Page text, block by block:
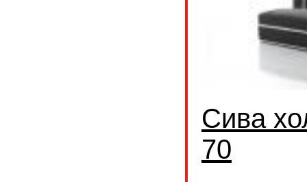
Сива
70